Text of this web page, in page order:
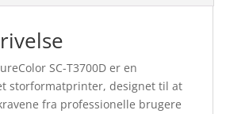
SC-T3700D er en
storformatprinter, designet til at
fra professionelle brugere